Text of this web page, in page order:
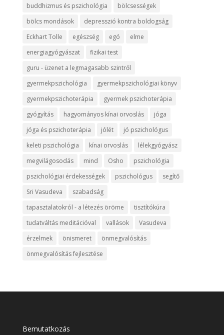
buddhizmus és pszichológia
bölcsességek
bölcs mondások
depresszió kontra boldogság
Eckhart Tolle
egészség egó
elme
energiagyógyászat
fizikai test
guru - üzenet a legmagasabb szintről
gyermekpszichológia
gyermekpszichológiai könyv
gyermekpszichoterápia
gyermek pszichoterápia
gyógyítás
hagyományos kínai orvoslás
jóga
jóga és pszichoterápia
jólét
jó pszichológus
keleti pszichológia
kínai orvoslás
lélekgyógyász
megvilágosodás
mind Osho
pszichológia
pszichológiai érdekességek
pszichológus
segítő
Sri Vasudeva
szabadság
tapasztalatokról - a létezés öröme
tisztítókúra
tudatváltás meditációval
vallások
Vasudeva
érzelmek
önismeret
önmegvalósítás
önmegvalósítás fejlesztése
Bemutatkozás